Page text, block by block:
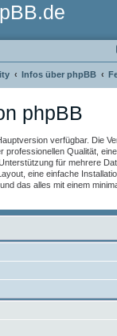
Infos über phpBB
phpBB
verfügbar. Die
professionellen Qualität,
für mehrere
eine einfache
das alles mit einem